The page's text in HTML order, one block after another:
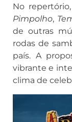
No
Pimpolho,
de outras
rodas de
país. A
vibrante e
clima de